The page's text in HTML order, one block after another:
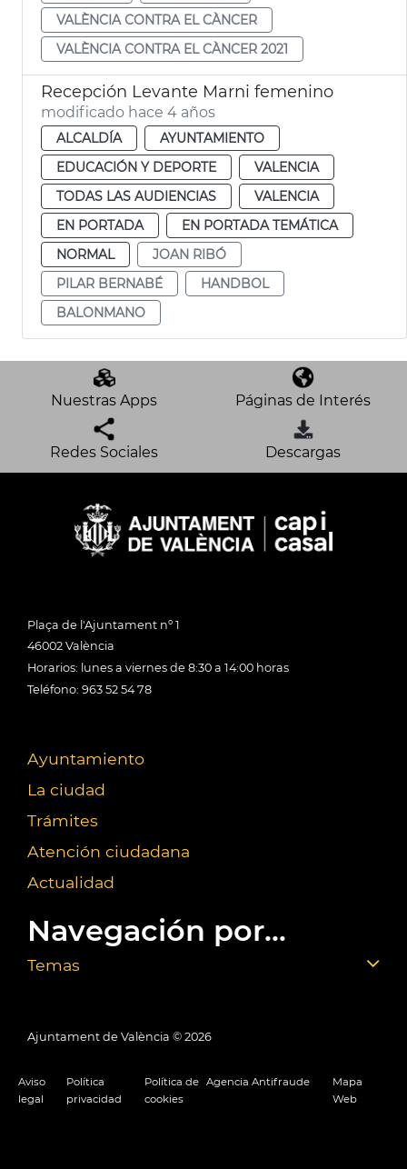
VALÈNCIA CONTRA EL CÀNCER
VALÈNCIA CONTRA EL CÀNCER 2021
Recepción Levante Marni femenino
modificado hace 4 años
ALCALDÍA
AYUNTAMIENTO
EDUCACIÓN Y DEPORTE
VALENCIA
TODAS LAS AUDIENCIAS
VALENCIA
EN PORTADA
EN PORTADA TEMÁTICA
NORMAL
JOAN RIBÓ
PILAR BERNABÉ
HANDBOL
BALONMANO
Nuestras Apps Páginas de Interés
Redes Sociales Descargas
Plaça de l'Ajuntament nº 1
46002 València
Horarios: lunes a viernes de 8:30 a 14:00 horas
Teléfono: 963 52 54 78
Ayuntamiento
La ciudad
Trámites
Atención ciudadana
Actualidad
Navegación por...
Temas
Ajuntament de València © 2026
Aviso
legal
Política
privacidad
Política de
cookies
Agencia Antifraude
Mapa
Web